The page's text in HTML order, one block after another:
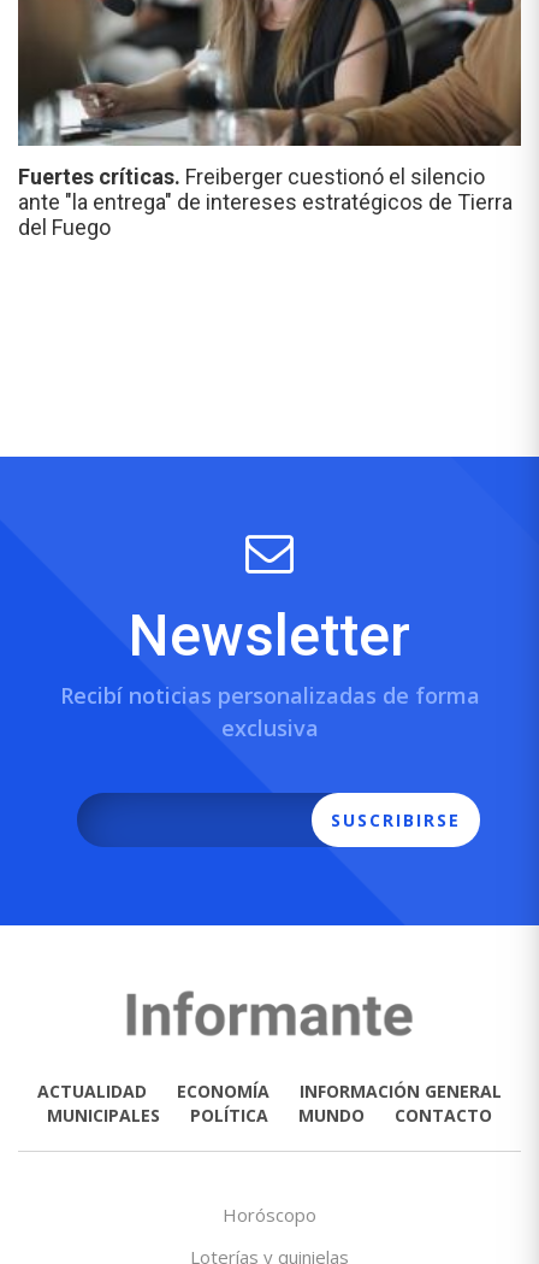
Fuertes críticas. Freiberger cuestionó el silencio
ante "la entrega" de intereses estratégicos de Tierra
del Fuego
Newsletter
Recibí noticias personalizadas de forma
exclusiva
SUSCRIBIRSE
ACTUALIDAD ECONOMÍA
INFORMACIÓN GENERAL
MUNICIPALES
POLÍTICA MUNDO CONTACTO
Horóscopo
Loterías y quinielas